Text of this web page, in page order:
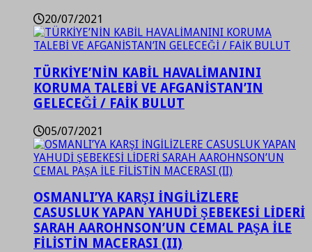
20/07/2021
TÜRKİYE’NİN KABİL HAVALİMANINI
KORUMA TALEBİ VE AFGANİSTAN’IN
GELECEĞİ / FAİK BULUT
05/07/2021
OSMANLI’YA KARŞI İNGİLİZLERE
CASUSLUK YAPAN YAHUDİ ŞEBEKESİ LİDERİ
SARAH AAROHNSON’UN CEMAL PAŞA İLE
FİLİSTİN MACERASI (II)